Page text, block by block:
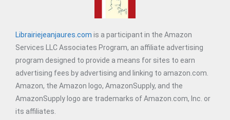
Librairiejeanjaures.com is a participant in the Amazon
Services LLC Associates Program, an affiliate advertising
program designed to provide a means for sites to earn
advertising fees by advertising and linking to amazon.com.
Amazon, the Amazon logo, AmazonSupply, and the
AmazonSupply logo are trademarks of Amazon.com, Inc. or
its affiliates.